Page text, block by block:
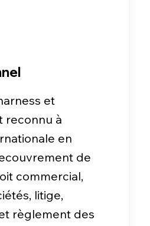
et
reconnu à
en
de
commercial,
litige,
règlement des